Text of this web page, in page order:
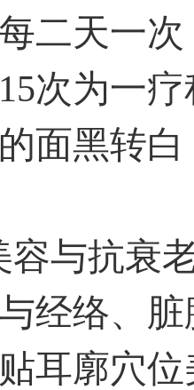
二天一
15次为一
面黑转
容与抗
经络、
耳廓穴